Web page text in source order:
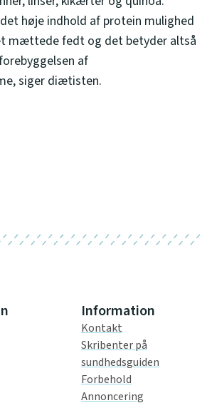
høje indhold af protein mulighed
mættede fedt og det betyder altså
af
siger diætisten.
Information
Kontakt
Skribenter på
sundhedsguiden
Forbehold
Annoncering